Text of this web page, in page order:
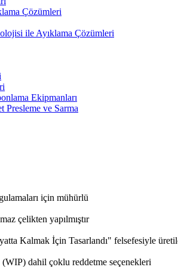
Çözümleri
ile Ayıklama Çözümleri
Ekipmanları
Presleme ve Sarma
için mühürlü
çelikten yapılmıştır
Kalmak İçin Tasarlandı" felsefesiyle
(WIP) dahil çoklu reddetme seçenekleri